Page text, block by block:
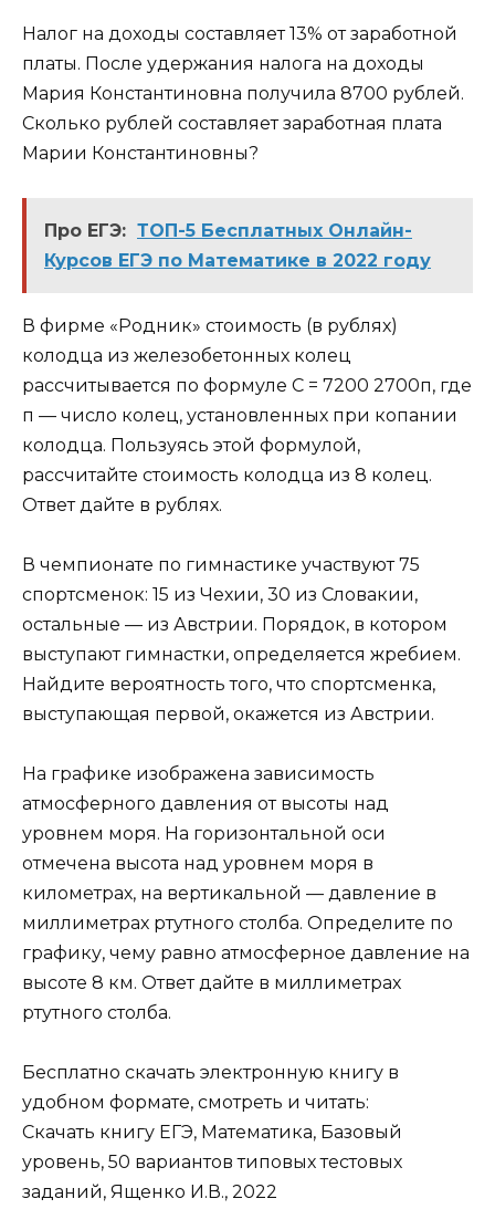
Налог на доходы составляет 13% от заработной
платы. После удержания налога на доходы
Мария Константиновна получила 8700 рублей.
Сколько рублей составляет заработная плата
Марии Константиновны?
Про ЕГЭ: ТОП-5 Бесплатных Онлайн-
Курсов ЕГЭ по Математике в 2022 году
В фирме «Родник» стоимость (в рублях)
колодца из железобетонных колец
рассчитывается по формуле С = 7200 2700п, где
п — число колец, установленных при копании
колодца. Пользуясь этой формулой,
рассчитайте стоимость колодца из 8 колец.
Ответ дайте в рублях.
В чемпионате по гимнастике участвуют 75
спортсменок: 15 из Чехии, 30 из Словакии,
остальные — из Австрии. Порядок, в котором
выступают гимнастки, определяется жребием.
Найдите вероятность того, что спортсменка,
выступающая первой, окажется из Австрии.
На графике изображена зависимость
атмосферного давления от высоты над
уровнем моря. На горизонтальной оси
отмечена высота над уровнем моря в
километрах, на вертикальной — давление в
миллиметрах ртутного столба. Определите по
графику, чему равно атмосферное давление на
высоте 8 км. Ответ дайте в миллиметрах
ртутного столба.
Бесплатно скачать электронную книгу в
удобном формате, смотреть и читать:
Скачать книгу ЕГЭ, Математика, Базовый
уровень, 50 вариантов типовых тестовых
заданий, Ященко И.В., 2022